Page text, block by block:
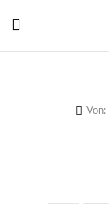
Von: